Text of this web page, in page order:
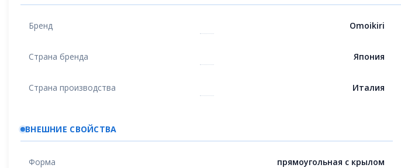
Бренд Omoikiri
Страна бренда Япония
Страна производства Италия
ВНЕШНИЕ СВОЙСТВА
Форма прямоугольная с крылом